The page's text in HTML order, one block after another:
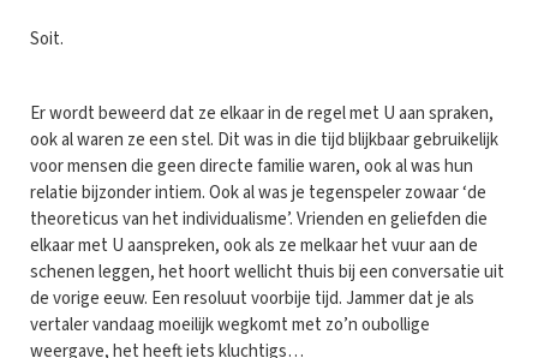
Soit.
Er wordt beweerd dat ze elkaar in de regel met U aan spraken,
ook al waren ze een stel. Dit was in die tijd blijkbaar gebruikelijk
voor mensen die geen directe familie waren, ook al was hun
relatie bijzonder intiem. Ook al was je tegenspeler zowaar ‘de
theoreticus van het individualisme’. Vrienden en geliefden die
elkaar met U aanspreken, ook als ze melkaar het vuur aan de
schenen leggen, het hoort wellicht thuis bij een conversatie uit
de vorige eeuw. Een resoluut voorbije tijd. Jammer dat je als
vertaler vandaag moeilijk wegkomt met zo’n oubollige
weergave, het heeft iets kluchtigs…